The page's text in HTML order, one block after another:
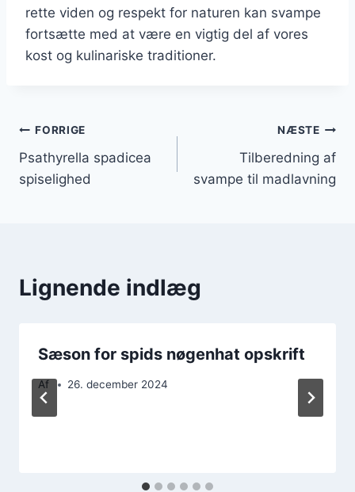
rette viden og respekt for naturen kan svampe
fortsætte med at være en vigtig del af vores
kost og kulinariske traditioner.
Indlægsnavigation
FORRIGE
Psathyrella spadicea
spiselighed
NÆSTE
Tilberedning af
svampe til madlavning
Lignende indlæg
Sæson for spids nøgenhat opskrift
Af 26. december 2024